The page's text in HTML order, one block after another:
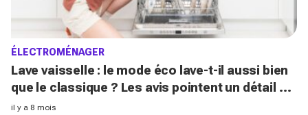
ÉLECTROMÉNAGER
Lave vaisselle : le mode éco lave-t-il aussi bien
que le classique ? Les avis pointent un détail qui
change tout
il y a 8 mois